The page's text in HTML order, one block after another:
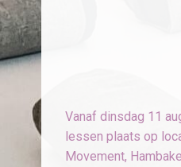
Vanaf dinsdag 11
lessen plaats op
Movement,